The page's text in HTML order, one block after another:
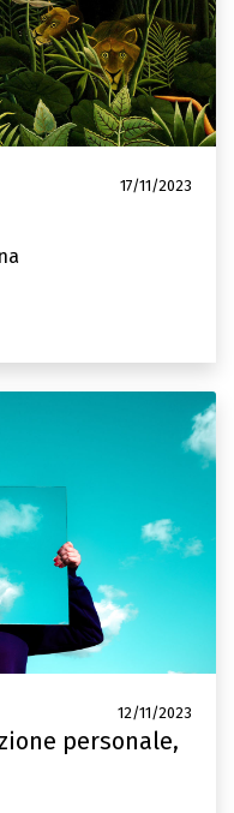
17/11/2023
12/11/2023
personale,